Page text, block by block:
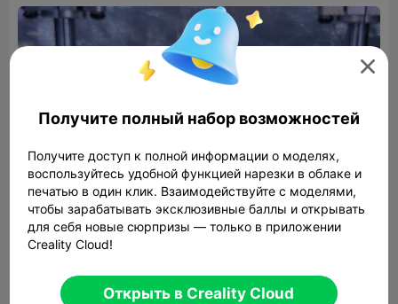

Получите полный набор возможностей
Получите доступ к полной информации о моделях,
воспользуйтесь удобной функцией нарезки в облаке и
печатью в один клик. Взаимодействуйте с моделями,
чтобы зарабатывать эксклюзивные баллы и открывать
для себя новые сюрпризы — только в приложении
Creality Cloud!
Открыть в Creality Cloud